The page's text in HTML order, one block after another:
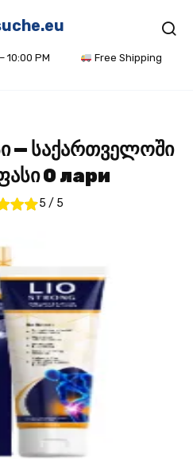
10:00 PM Free Shipping
— საქართველოში
0 лари
5 / 5